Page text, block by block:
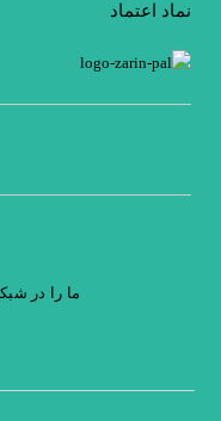
نماد اعتماد
ما را در